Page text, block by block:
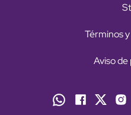
Términos
Aviso